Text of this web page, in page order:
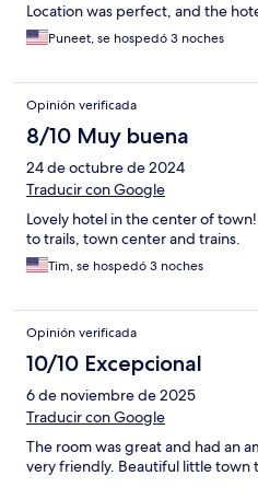
Location was perfect, and the
Puneet, se hospedó 3 noches
Opinión verificada
8/10 Muy buena
24 de octubre de 2024
Traducir con Google
Lovely hotel in the center of
to trails, town center and trains.
Tim, se hospedó 3 noches
Opinión verificada
10/10 Excepcional
6 de noviembre de 2025
Traducir con Google
The room was great and had an
very friendly. Beautiful little town